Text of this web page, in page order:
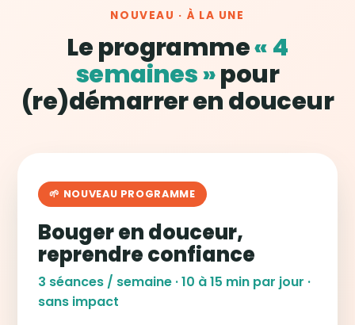
NOUVEAU · À LA UNE
Le programme« 4
semaines »pour
(re)démarrer en douceur
🌱 NOUVEAU PROGRAMME
Bouger en douceur,
reprendre confiance
3 séances / semaine · 10 à 15 min par jour ·
sans impact